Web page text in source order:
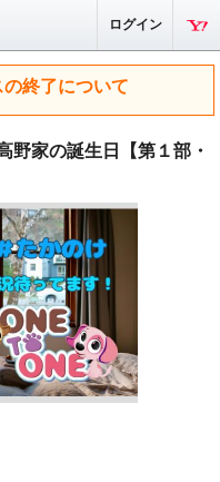
ログイン
終了について
家の誕生日【第１部・